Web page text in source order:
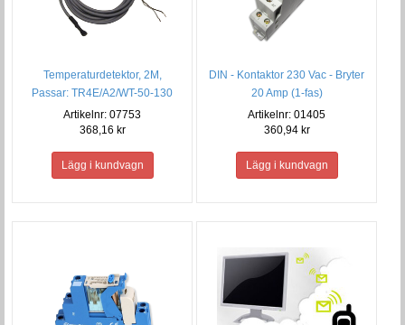
Temperaturdetektor, 2M,
Passar: TR4E/A2/WT-50-130
Artikelnr: 07753
368,16 kr
DIN - Kontaktor 230 Vac - Bryter
20 Amp (1-fas)
Artikelnr: 01405
360,94 kr